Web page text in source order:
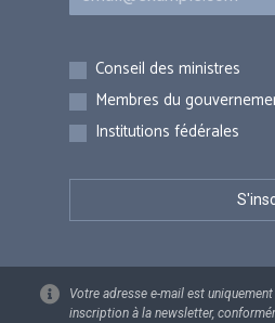
Inscriptions
Conseil des ministres
Membres du
Institutions fédérales
Votre adresse e-mail est
inscription à la newsletter,